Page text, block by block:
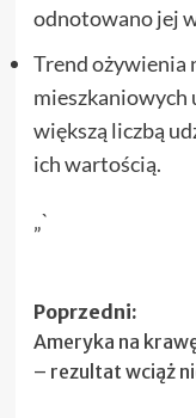
odnotowano jej
Trend ożywienia
mieszkaniowych
większą liczbą
ich wartością.
„`
Zobacz
wpisy
Poprzedni:
Ameryka na
– rezultat wciąż